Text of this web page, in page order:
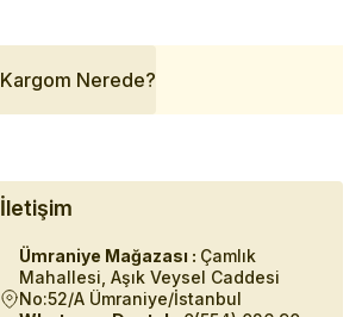
Kargom Nerede?
İletişim
Ümraniye Mağazası : Çamlık
Mahallesi, Aşık Veysel Caddesi
No:52/A Ümraniye/İstanbul